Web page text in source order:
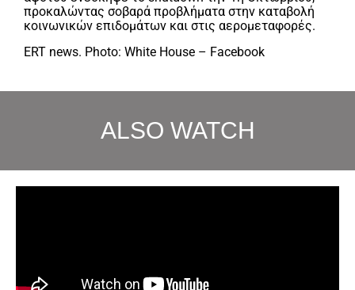
προκαλώντας σοβαρά προβλήματα στην καταβολή
κοινωνικών επιδομάτων και στις αερομεταφορές.
ERT news. Photo: White House – Facebook
ALSO WATCH